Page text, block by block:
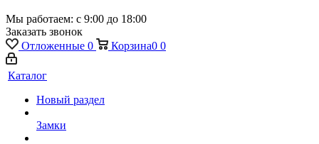
Мы работаем: с 9:00 до 18:00
Заказать звонок
Отложенные 0 Корзина0 0
Каталог
Новый раздел
Замки